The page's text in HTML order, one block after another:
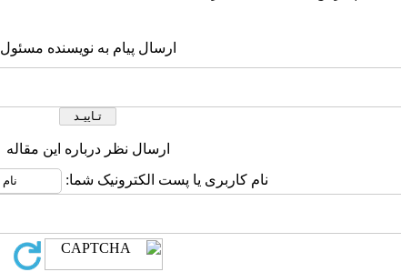
ارسال پیام به نویسنده مسئول
ارسال نظر درباره این مقاله
نام کاربری یا پست الکترونیک شما: